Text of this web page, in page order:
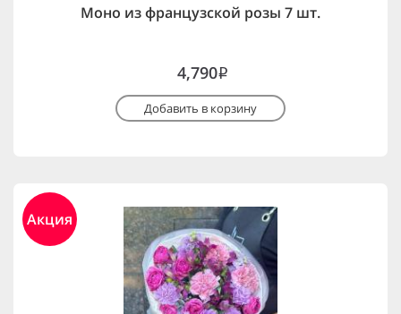
Моно из французской розы 7 шт.
4,790i
Добавить в корзину
Акция